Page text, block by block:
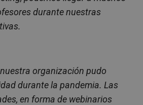
durante nuestras
organización pudo
durante la pandemia. Las
en forma de webinarios